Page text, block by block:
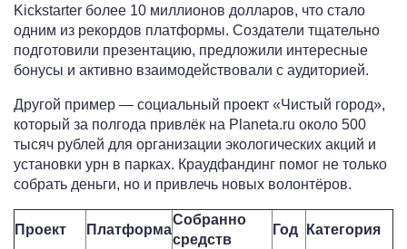
Kickstarter более 10 миллионов долларов, что стало
одним из рекордов платформы. Создатели тщательно
подготовили презентацию, предложили интересные
бонусы и активно взаимодействовали с аудиторией.
Другой пример — социальный проект «Чистый город»,
который за полгода привлёк на Planeta.ru около 500
тысяч рублей для организации экологических акций и
установки урн в парках. Краудфандинг помог не только
собрать деньги, но и привлечь новых волонтёров.
Проект Платформа
Собранно
средств
Год
Категория